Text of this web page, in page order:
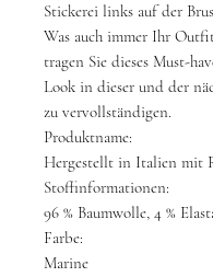
Stickerei links auf der
Was auch immer Ihr
tragen Sie dieses Must-
Look in dieser und der
zu vervollständigen.
Produktname:
Hergestellt in Italien mit
Stoffinformationen:
96 % Baumwolle, 4 %
Farbe:
Marine